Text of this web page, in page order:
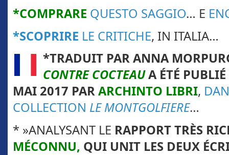
*COMPRARE QUESTO SAGGIO… E
*SCOPRIRE LE CRITICHE, IN ITALIA…
*TRADUIT PAR ANNA
CONTRE COCTEAUA ÉTÉ PUBLIÉ
MAI 2017 PARARCHINTO LIBRI,
COLLECTION LE MONTGOLFIERE…
* »ANALYSANT LE RAPPORT TRÈS
MÉCONNU, QUI UNIT LES DEUX